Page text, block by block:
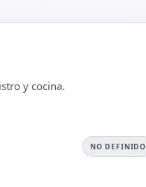
y cocina.
NO DEFINIDO